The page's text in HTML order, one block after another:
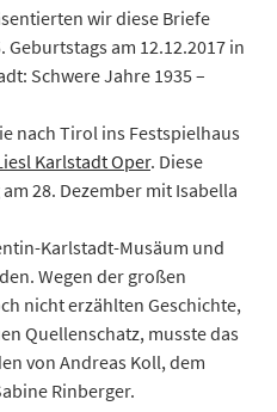
wir diese Briefe
am 12.12.2017 in
Schwere Jahre 1935 –
nach Tirol ins Festspielhaus
Karlstadt Oper. Diese
28. Dezember mit Isabella
Karlstadt-Musäum und
Wegen der großen
nicht erzählten Geschichte,
Quellenschatz, musste das
von Andreas Koll, dem
Rinberger.